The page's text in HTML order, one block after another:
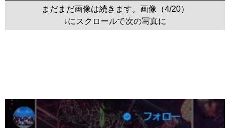
まだまだ画像は続きます。画像（4/20）
↓にスクロールで次の写真に